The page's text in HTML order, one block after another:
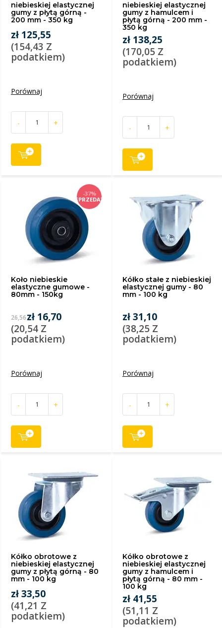
niebieskiej elastycznej
gumy z płytą górną -
200 mm - 350 kg
zł 125,55
(154,43 Z
podatkiem)
Porównaj
- +
niebieskiej elastycznej
gumy z hamulcem i
płytą górną - 200 mm -
350 kg
zł 138,25
(170,05 Z
podatkiem)
Porównaj
- +
Koło niebieskie
elastyczne gumowe -
80mm - 150kg
-37%
SPRZEDAŻ
26,56zł 16,70
(20,54 Z
podatkiem)
Porównaj
- +
Kółko stałe z niebieskiej
elastycznej gumy - 80
mm - 100 kg
zł 31,10
(38,25 Z
podatkiem)
Porównaj
- +
Kółko obrotowe z
niebieskiej elastycznej
gumy z płytą górną - 80
mm - 100 kg
zł 33,50
(41,21 Z
podatkiem)
Kółko obrotowe z
niebieskiej elastycznej
gumy z hamulcem i
płytą górną - 80 mm -
100 kg
zł 41,55
(51,11 Z
podatkiem)